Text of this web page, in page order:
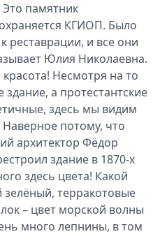
памятник
КГИОП. Было
реставрации, и все они
Юлия Николаевна.
Несмотря на то
а протестантские
здесь мы видим
Наверное потому, что
архитектор Фёдор
здание в 1870-х
здесь цвета! Какой
терракотовые
– цвет морской волны
много лепнины, в том